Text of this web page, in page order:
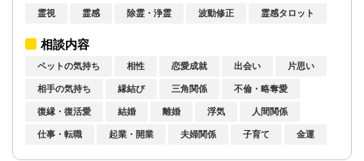
霊視 霊感 除霊・浄霊 波動修正 霊感タロット
相談内容
ペットの気持ち 相性 恋愛成就 出会い 片思い
相手の気持ち 縁結び 三角関係 不倫・略奪愛
復縁・復活愛 結婚 離婚 浮気 人間関係
仕事・転職 起業・開業 夫婦関係 子育て 金運